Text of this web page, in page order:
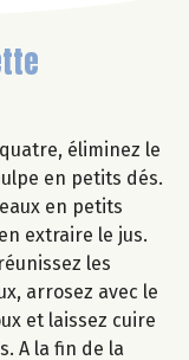
éliminez le
en petits dés.
en petits
extraire le jus.
les
arrosez avec le
et laissez cuire
A la fin de la